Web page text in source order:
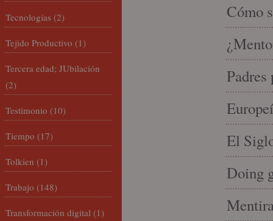
Cómo
Padres
El
Doing
Tecnologías (2)
Tejido Productivo (1)
Tercera edad; JUbilación
(2)
Testimonio (10)
Tiempo (17)
Tolkien (1)
Trabajo (148)
Transformación digital (1)